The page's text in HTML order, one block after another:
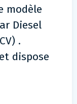
modèle
Diesel
.
dispose